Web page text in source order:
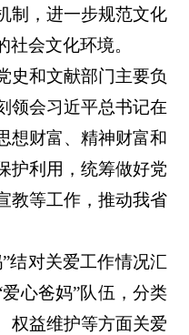
制，进一步规范文化
会文化环境。
史和文献部门主要负
领会习近平总书记在
想财富、精神财富和
护利用，统筹做好党
教等工作，推动我省
结对关爱工作情况汇
心爸妈”队伍，分类
权益维护等方面关爱